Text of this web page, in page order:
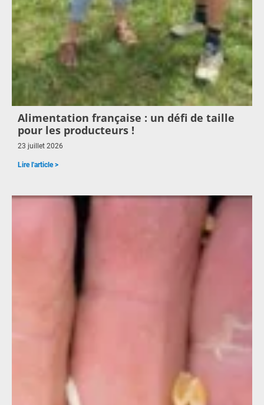
Alimentation française : un défi de taille
pour les producteurs !
23 juillet 2026
Lire l'article >